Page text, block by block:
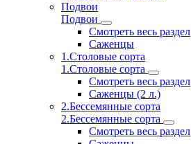
Подвои
Подвои
Смотреть весь раздел
Саженцы
1.Столовые сорта
1.Столовые сорта
Смотреть весь раздел
Саженцы (2 л.)
2.Бессемянные сорта
2.Бессемянные сорта
Смотреть весь раздел